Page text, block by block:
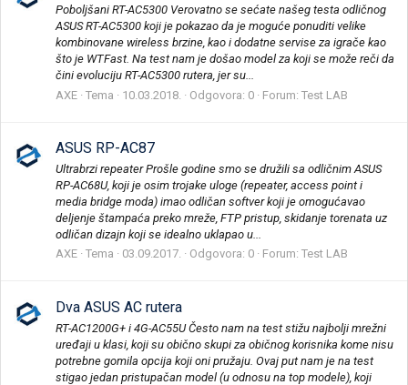
Poboljšani RT-AC5300 Verovatno se sećate našeg testa odličnog
ASUS RT-AC5300 koji je pokazao da je moguće ponuditi velike
kombinovane wireless brzine, kao i dodatne servise za igrače kao
što je WTFast. Na test nam je došao model za koji se može reči da
čini evoluciju RT-AC5300 rutera, jer su...
AXE Tema 10.03.2018. Odgovora: 0 Forum: Test LAB
ASUS RP-AC87
Ultrabrzi repeater Prošle godine smo se družili sa odličnim ASUS
RP-AC68U, koji je osim trojake uloge (repeater, access point i
media bridge moda) imao odličan softver koji je omogućavao
deljenje štampaća preko mreže, FTP pristup, skidanje torenata uz
odličan dizajn koji se idealno uklapao u...
AXE Tema 03.09.2017. Odgovora: 0 Forum: Test LAB
Dva ASUS AC rutera
RT-AC1200G+ i 4G-AC55U Često nam na test stižu najbolji mrežni
uređaji u klasi, koji su obično skupi za običnog korisnika kome nisu
potrebne gomila opcija koji oni pružaju. Ovaj put nam je na test
stigao jedan pristupačan model (u odnosu na top modele), koji